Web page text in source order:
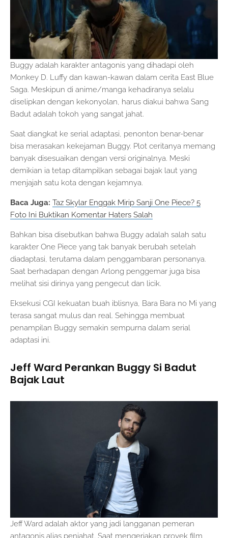
Buggy adalah karakter antagonis yang dihadapi oleh
Monkey D. Luffy dan kawan-kawan dalam cerita East Blue
Saga. Meskipun di anime/manga kehadiranya selalu
diselipkan dengan kekonyolan, harus diakui bahwa Sang
Badut adalah tokoh yang sangat jahat.
Saat diangkat ke serial adaptasi, penonton benar-benar
bisa merasakan kekejaman Buggy. Plot ceritanya memang
banyak disesuaikan dengan versi originalnya. Meski
demikian ia tetap ditampilkan sebagai bajak laut yang
menjajah satu kota dengan kejamnya.
Baca Juga: Taz Skylar Enggak Mirip Sanji One Piece? 5
Foto Ini Buktikan Komentar Haters Salah
Bahkan bisa disebutkan bahwa Buggy adalah salah satu
karakter One Piece yang tak banyak berubah setelah
diadaptasi, terutama dalam penggambaran personanya.
Saat berhadapan dengan Arlong penggemar juga bisa
melihat sisi dirinya yang pengecut dan licik.
Eksekusi CGI kekuatan buah iblisnya, Bara Bara no Mi yang
terasa sangat mulus dan real. Sehingga membuat
penampilan Buggy semakin sempurna dalam serial
adaptasi ini.
Jeff Ward Perankan Buggy Si Badut
Bajak Laut
Jeff Ward adalah aktor yang jadi langganan pemeran
antagonis alias penjahat. Saat mengerjakan proyek film